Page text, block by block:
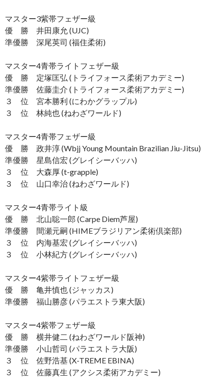
マスター3紫帯フェザー級
優 勝 井田康允 (UJC)
準優勝 深尾英司 (福住柔術)
マスター4青帯ライトフェザー級
優 勝 定塚匡弘 (トライフォース柔術アカデミー)
準優勝 佐藤圭介 (トライフォース柔術アカデミー)
３ 位 宮本勝利 (にわかグラップル)
３ 位 林純也 (ねわざワールド)
マスター4青帯フェザー級
優 勝 政井淳 (Wbjj Young Mountain Brazilian Jiu-Jitsu)
準優勝 星島信宏 (グレイシーバッハ)
３ 位 大森厚 (t-grapple)
３ 位 山口幸治 (ねわざワールド)
マスター4青帯ライト級
優 勝 北山聡一郎 (Carpe Diem芦屋)
準優勝 間瀬元嗣 (HIMEブラジリアン柔術倶楽部)
３ 位 内海基宏 (グレイシーバッハ)
３ 位 小林紀方 (グレイシーバッハ)
マスター4紫帯ライトフェザー級
優 勝 亀井慎也 (ジャッカス)
準優勝 福山勝彦 (パラエストラ東大阪)
マスター4紫帯フェザー級
優 勝 横井健二 (ねわざワールド阪神)
準優勝 小山哲司 (パラエストラ大阪)
３ 位 佐野浩基 (X-TREME EBINA)
３ 位 佐藤真生 (アクシス柔術アカデミー)